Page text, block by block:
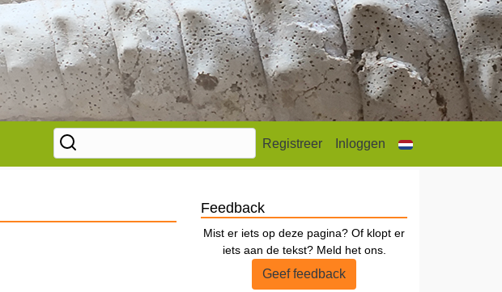
Registreer Inloggen
Feedback
Mist er iets op deze pagina? Of klopt er
iets aan de tekst? Meld het ons.
Geef feedback